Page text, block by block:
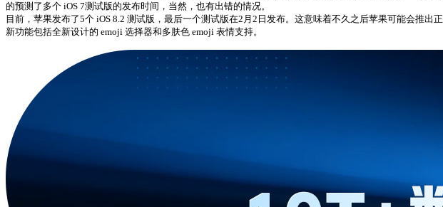
的预测了多个 iOS 7测试版的发布时间，当然，也有出错的情况。
目前，苹果发布了5个 iOS 8.2 测试版，最后一个测试版在2月2日发布。这意味着不久之后苹果可能会推
新功能包括全新设计的 emoji 选择器和多肤色 emoji 表情支持。